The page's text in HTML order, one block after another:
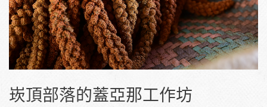
崁頂部落的蓋亞那工作坊